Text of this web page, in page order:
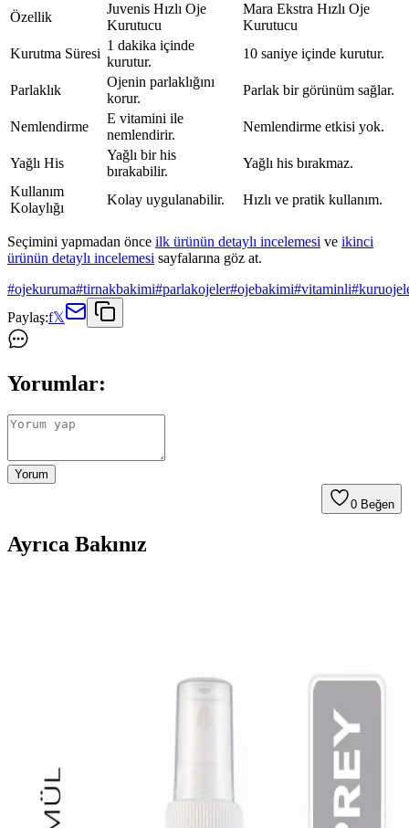
Özellik
Juvenis Hızlı Oje
Kurutucu
Mara Ekstra Hızlı Oje
Kurutucu
Kurutma Süresi
1 dakika içinde
kurutur.
10 saniye içinde kurutur.
Parlaklık
Ojenin parlaklığını
korur.
Parlak bir görünüm sağlar.
Nemlendirme
E vitamini ile
nemlendirir.
Nemlendirme etkisi yok.
Yağlı His
Yağlı bir his
bırakabilir.
Yağlı his bırakmaz.
Kullanım
Kolaylığı
Kolay uygulanabilir. Hızlı ve pratik kullanım.
Seçimini yapmadan önce ilk ürünün detaylı incelemesi ve ikinci
ürünün detaylı incelemesi sayfalarına göz at.
#ojekuruma#tirnakbakimi#parlakojeler#ojebakimi#vitaminli#
Paylaş:f𝕏
Yorumlar:
Yorum
0 Beğen
Ayrıca Bakınız
arasında değişir. Hava koşulları ve ürün kalitesi bu süreyi etkiler.
İpuçlarıyla kuruma süresini hızlandırabilirsiniz.
Juvenis ve Mara hızlı oje kurutucu ürünlerini karşılaştırıyoruz. Hızlı
kurutma, parlaklık ve bakım özellikleriyle hangisi daha avantajlı?
Detaylar ve kullanıcı yorumlarıyla seçim yapın.